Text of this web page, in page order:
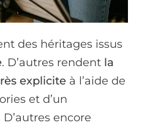
des héritages issus
. D’autres rendent la
explicite à l’aide de
et d’un
encore